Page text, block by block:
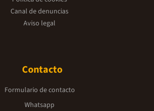
Canal de denuncias
Aviso legal
Contacto
Formulario de contacto
Whatsapp